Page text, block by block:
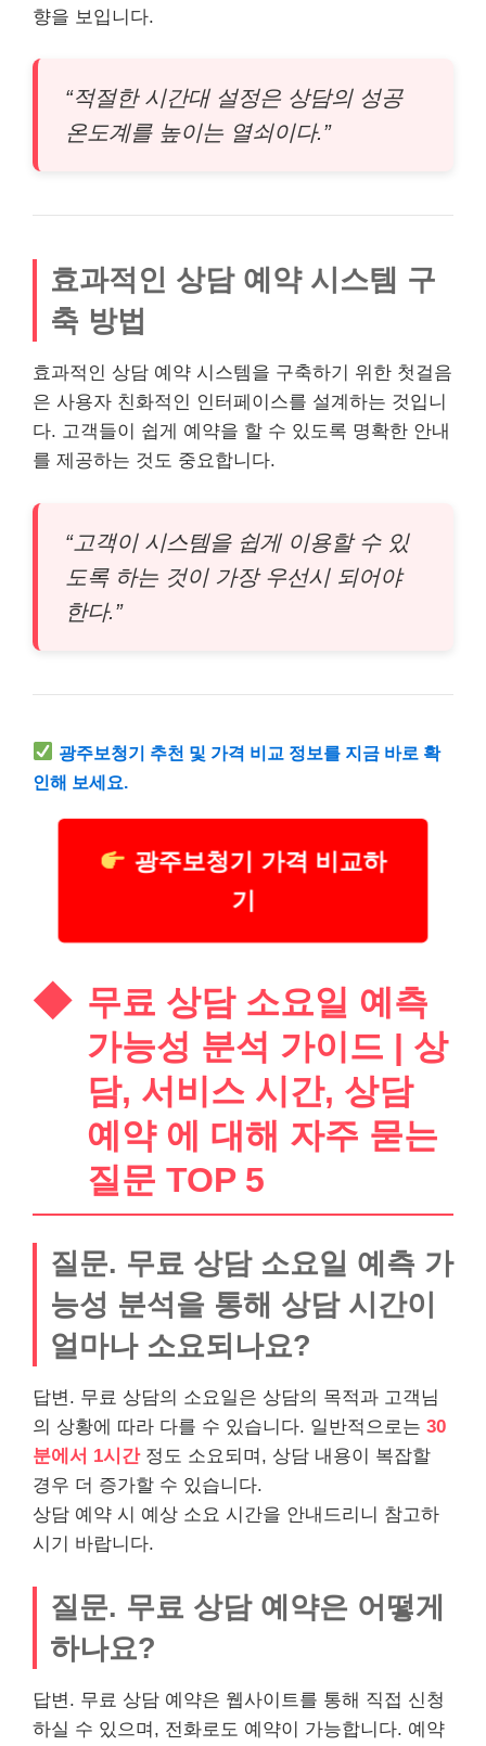
향을 보입니다.
“적절한 시간대 설정은 상담의 성공
온도계를 높이는 열쇠이다.”
효과적인 상담 예약 시스템 구
축 방법
효과적인 상담 예약 시스템을 구축하기 위한 첫걸음
은 사용자 친화적인 인터페이스를 설계하는 것입니
다. 고객들이 쉽게 예약을 할 수 있도록 명확한 안내
를 제공하는 것도 중요합니다.
“고객이 시스템을 쉽게 이용할 수 있
도록 하는 것이 가장 우선시 되어야
한다.”
광주보청기 추천 및 가격 비교 정보를 지금 바로 확
인해 보세요.
광주보청기 가격 비교하
기
무료 상담 소요일 예측
가능성 분석 가이드 | 상
담, 서비스 시간, 상담
예약 에 대해 자주 묻는
질문 TOP 5
질문. 무료 상담 소요일 예측 가
능성 분석을 통해 상담 시간이
얼마나 소요되나요?
답변. 무료 상담의 소요일은 상담의 목적과 고객님
의 상황에 따라 다를 수 있습니다. 일반적으로는 30
분에서 1시간정도 소요되며, 상담 내용이 복잡할
경우 더 증가할 수 있습니다.
상담 예약 시 예상 소요 시간을 안내드리니 참고하
시기 바랍니다.
질문. 무료 상담 예약은 어떻게
하나요?
답변. 무료 상담 예약은 웹사이트를 통해 직접 신청
하실 수 있으며, 전화로도 예약이 가능합니다. 예약